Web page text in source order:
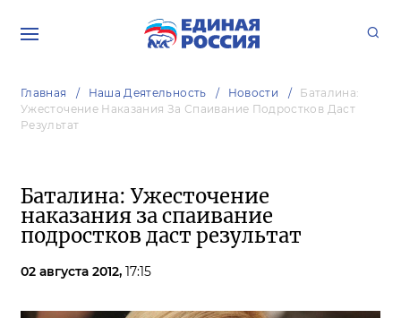
Главная Наша Деятельность Новости
Баталина:
Ужесточение Наказания За Спаивание Подростков Даст
Результат
Баталина: Ужесточение
наказания за спаивание
подростков даст результат
02 августа 2012, 17:15